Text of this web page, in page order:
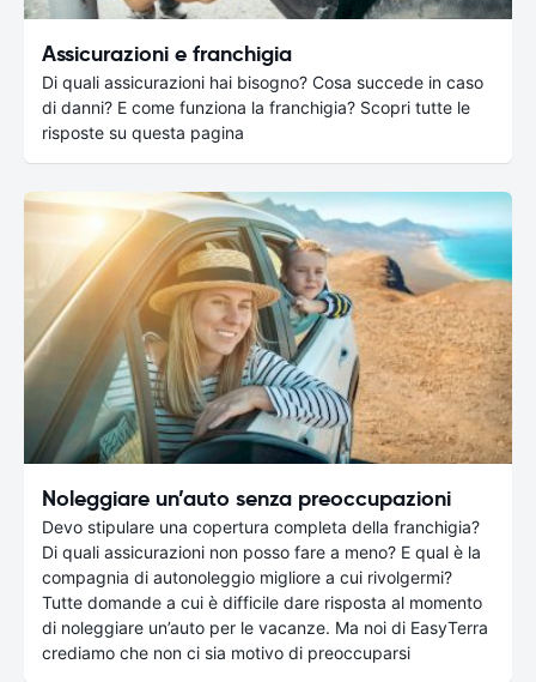
Assicurazioni e franchigia
Di quali assicurazioni hai bisogno? Cosa succede in caso
di danni? E come funziona la franchigia? Scopri tutte le
risposte su questa pagina
Noleggiare un’auto senza preoccupazioni
Devo stipulare una copertura completa della franchigia?
Di quali assicurazioni non posso fare a meno? E qual è la
compagnia di autonoleggio migliore a cui rivolgermi?
Tutte domande a cui è difficile dare risposta al momento
di noleggiare un’auto per le vacanze. Ma noi di EasyTerra
crediamo che non ci sia motivo di preoccuparsi